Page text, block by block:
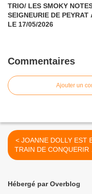
TRIO/ LES SMOKY
SEIGNEURIE DE PEYRAT
LE 17/05/2026
Commentaires
Ajouter un
< JOANNE DOLLY EST EN
TRAIN DE CONQUERIR
CIRCUIT DES JAZZ-
Hébergé par Overblog